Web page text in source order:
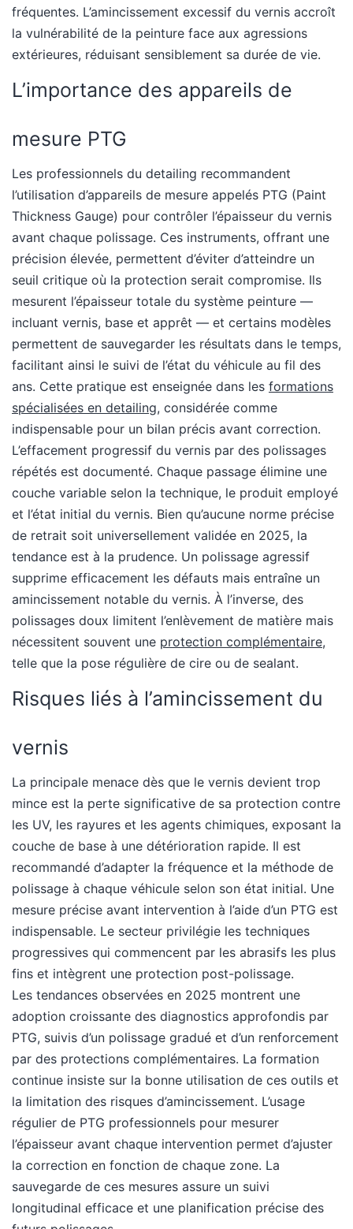
fréquentes. L’amincissement excessif du vernis accroît
la vulnérabilité de la peinture face aux agressions
extérieures, réduisant sensiblement sa durée de vie.
L’importance des appareils de
mesure PTG
Les professionnels du detailing recommandent
l’utilisation d’appareils de mesure appelés PTG (Paint
Thickness Gauge) pour contrôler l’épaisseur du vernis
avant chaque polissage. Ces instruments, offrant une
précision élevée, permettent d’éviter d’atteindre un
seuil critique où la protection serait compromise. Ils
mesurent l’épaisseur totale du système peinture —
incluant vernis, base et apprêt — et certains modèles
permettent de sauvegarder les résultats dans le temps,
facilitant ainsi le suivi de l’état du véhicule au fil des
ans. Cette pratique est enseignée dans les formations
spécialisées en detailing, considérée comme
indispensable pour un bilan précis avant correction.
L’effacement progressif du vernis par des polissages
répétés est documenté. Chaque passage élimine une
couche variable selon la technique, le produit employé
et l’état initial du vernis. Bien qu’aucune norme précise
de retrait soit universellement validée en 2025, la
tendance est à la prudence. Un polissage agressif
supprime efficacement les défauts mais entraîne un
amincissement notable du vernis. À l’inverse, des
polissages doux limitent l’enlèvement de matière mais
nécessitent souvent une protection complémentaire,
telle que la pose régulière de cire ou de sealant.
Risques liés à l’amincissement du
vernis
La principale menace dès que le vernis devient trop
mince est la perte significative de sa protection contre
les UV, les rayures et les agents chimiques, exposant la
couche de base à une détérioration rapide. Il est
recommandé d’adapter la fréquence et la méthode de
polissage à chaque véhicule selon son état initial. Une
mesure précise avant intervention à l’aide d’un PTG est
indispensable. Le secteur privilégie les techniques
progressives qui commencent par les abrasifs les plus
fins et intègrent une protection post-polissage.
Les tendances observées en 2025 montrent une
adoption croissante des diagnostics approfondis par
PTG, suivis d’un polissage gradué et d’un renforcement
par des protections complémentaires. La formation
continue insiste sur la bonne utilisation de ces outils et
la limitation des risques d’amincissement. L’usage
régulier de PTG professionnels pour mesurer
l’épaisseur avant chaque intervention permet d’ajuster
la correction en fonction de chaque zone. La
sauvegarde de ces mesures assure un suivi
longitudinal efficace et une planification précise des